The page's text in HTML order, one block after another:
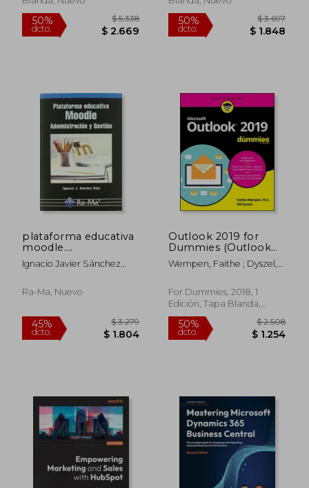
plataforma educativa
moodle.
administración y
gestion
Ignacio Javier Sánchez
Ra-Ma, Nuevo
Outlook 2019 for
Dummies (Outlook
for Dummies) (en
Inglés)
Wempen, Faithe ; Dyszel,
For Dummies, 2018, 1
Edición, Tapa Blanda,
Nuevo